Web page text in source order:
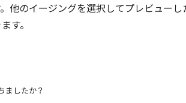
他のイージングを選択してプレビューし
す。
ましたか？